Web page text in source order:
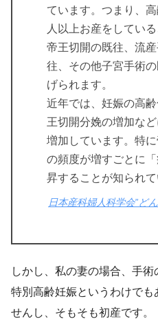
ています。つまり、
人以上お産をしてい
帝王切開の既往、流
往、その他子宮手術
げられます。
近年では、妊娠の高
王切開分娩の増加な
増加しています。特
の頻度が増すごとに
昇することが知られて
日本産科婦人科学会”ど
しかし、私の妻の場合、手術
特別高齢妊娠というわけでも
せんし、そもそも初産です。